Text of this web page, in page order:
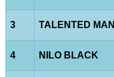
3 TALENTED MAN
4 NILO BLACK